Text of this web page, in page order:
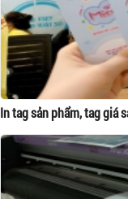
In tag sản phẩm, tag giá